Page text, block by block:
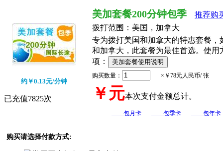
约￥0.13元/分钟
已充值7825次
美加套餐200分钟包季
推荐购
拨打范围： 美国，加拿大
专为拨打美国和加拿大的特惠套餐，
和加拿大，此套餐为最佳首选。使用
项：
购买数量： ×￥78元人民币/ 张
￥元本次支付金额总计。
包月卡 包季卡 包年卡
购买请选择付款方式: